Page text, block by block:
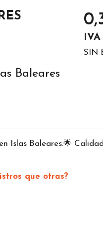
SIN
Baleares
Islas Baleares.🌟
que otras?